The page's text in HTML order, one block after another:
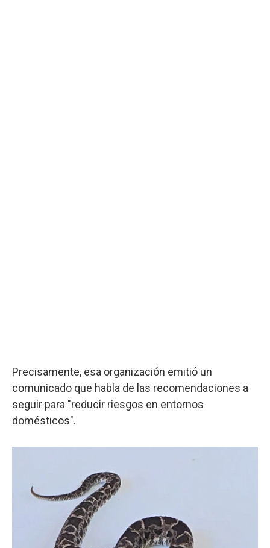
Precisamente, esa organización emitió un
comunicado que habla de las recomendaciones a
seguir para "reducir riesgos en entornos
domésticos".